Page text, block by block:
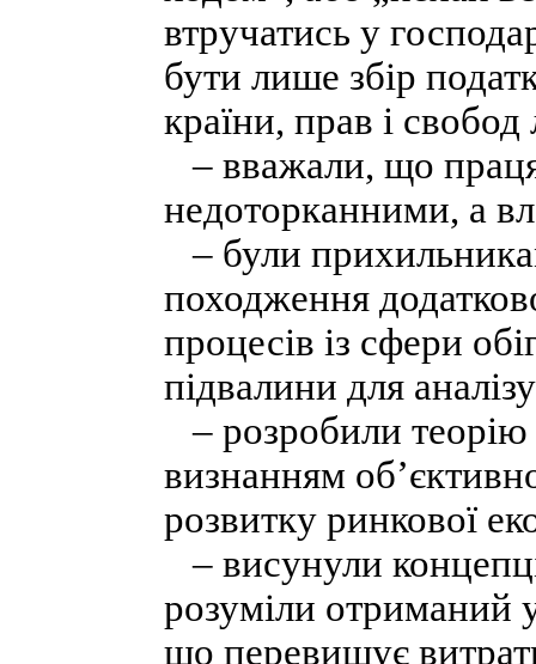
втручатись у
бути лише збір
країни, прав і
– вважали, що
недоторканними, а
– були
походження
процесів із сфери
підвалини для
– розробили теорію
визнанням
розвитку ринкової
– висунули
розуміли отриманий
що перевищує